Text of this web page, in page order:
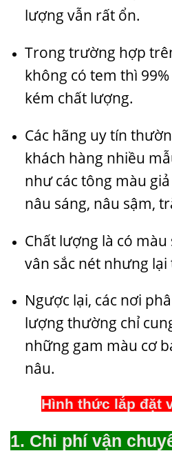
lượng vẫn rất ổn.
Trong trường hợp
không có tem thì
kém chất lượng.
Các hãng uy tín
khách hàng nhiều
như các tông màu
nâu sáng, nâu sậm,
Chất lượng là có
vân sắc nét nhưng
Ngược lại, các nơi
lượng thường chỉ
những gam màu cơ
nâu.
Hình thức lắp đặt
1. Chi phí vận